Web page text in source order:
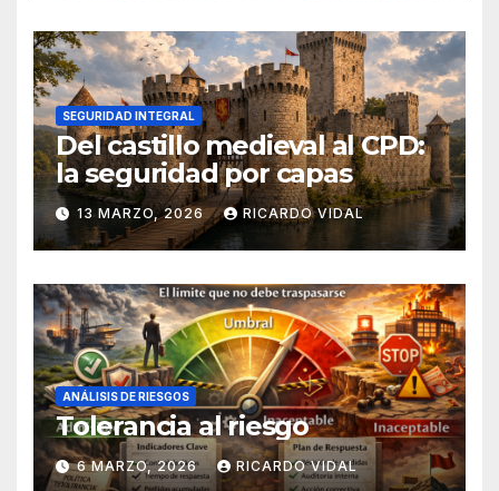
SEGURIDAD INTEGRAL
Del castillo medieval al CPD:
la seguridad por capas
13 MARZO, 2026 RICARDO VIDAL
ANÁLISIS DE RIESGOS
Tolerancia al riesgo
6 MARZO, 2026 RICARDO VIDAL